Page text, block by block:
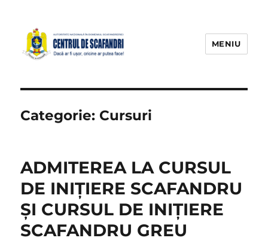
MENIU
Categorie: Cursuri
ADMITEREA LA CURSUL
DE INIȚIERE SCAFANDRU
ȘI CURSUL DE INIȚIERE
SCAFANDRU GREU